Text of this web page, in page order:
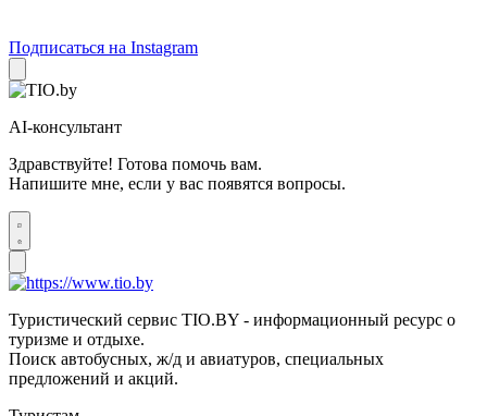
Подписаться на Instagram
AI-консультант
Здравствуйте! Готова помочь вам.
Напишите мне, если у вас появятся вопросы.
Туристический сервис TIO.BY - информационный ресурс о
туризме и отдыхе.
Поиск автобусных, ж/д и авиатуров, специальных
предложений и акций.